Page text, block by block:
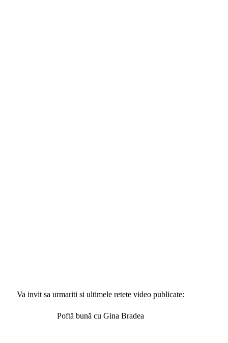
Va invit sa urmariti si ultimele retete video publicate:
Poftă bună cu Gina Bradea